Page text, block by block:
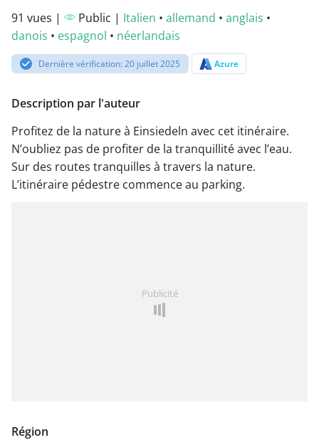
91 vues | Public | Italien • allemand • anglais •
danois • espagnol • néerlandais
Dernière vérification: 20 juillet 2025 Azure
Description par l'auteur
Profitez de la nature à Einsiedeln avec cet itinéraire.
N’oubliez pas de profiter de la tranquillité avec l’eau.
Sur des routes tranquilles à travers la nature.
L’itinéraire pédestre commence au parking.
Publicité
Région